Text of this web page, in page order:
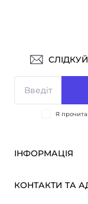
Я
ІНФОРМАЦІЯ
ОПТ
КОНТАКТИ ТА